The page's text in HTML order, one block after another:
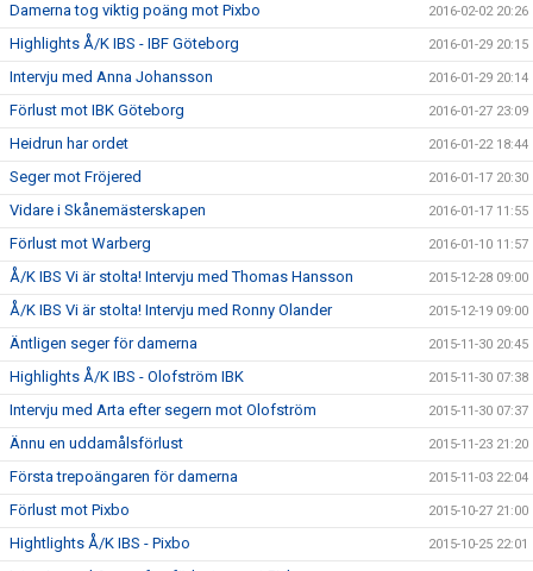
Damerna tog viktig poäng mot Pixbo 2016-02-02 20:26
Highlights Å/K IBS - IBF Göteborg 2016-01-29 20:15
Intervju med Anna Johansson 2016-01-29 20:14
Förlust mot IBK Göteborg 2016-01-27 23:09
Heidrun har ordet 2016-01-22 18:44
Seger mot Fröjered 2016-01-17 20:30
Vidare i Skånemästerskapen 2016-01-17 11:55
Förlust mot Warberg 2016-01-10 11:57
Å/K IBS Vi är stolta! Intervju med Thomas Hansson 2015-12-28 09:00
Å/K IBS Vi är stolta! Intervju med Ronny Olander 2015-12-19 09:00
Äntligen seger för damerna 2015-11-30 20:45
Highlights Å/K IBS - Olofström IBK 2015-11-30 07:38
Intervju med Arta efter segern mot Olofström 2015-11-30 07:37
Ännu en uddamålsförlust 2015-11-23 21:20
Första trepoängaren för damerna 2015-11-03 22:04
Förlust mot Pixbo 2015-10-27 21:00
Hightlights Å/K IBS - Pixbo 2015-10-25 22:01